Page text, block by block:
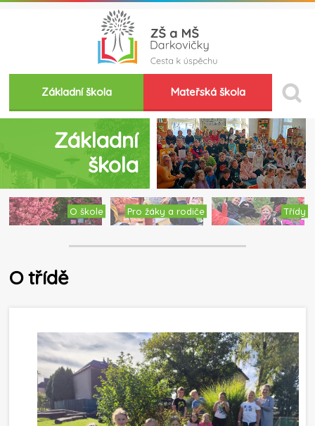
Základní škola Mateřská škola
Základní
škola
O škole Pro žáky a rodiče Třídy
O třídě